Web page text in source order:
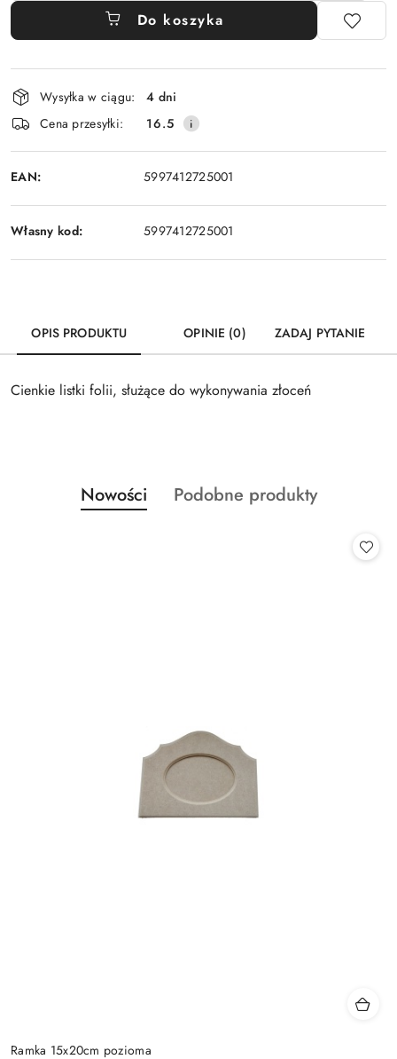
Do koszyka
Dostępność
i
dostawa
Wysyłka w ciągu:
4 dni
Cena przesyłki:
16.5
EAN: 5997412725001
Własny kod: 5997412725001
OPIS PRODUKTU OPINIE (0) ZADAJ PYTANIE
Cienkie listki folii, służące do wykonywania złoceń
Pomiń karuzelę produktów
Produkty
o
Nowości
Produkty
Podobne produkty
Ramka 15x20cm pozioma